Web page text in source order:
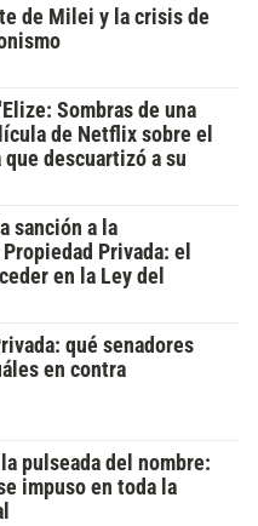
de Milei y la crisis de
Sombras de una
de Netflix sobre el
que descuartizó a su
sanción a la
Privada: el
en la Ley del
qué senadores
en contra
pulseada del nombre:
impuso en toda la